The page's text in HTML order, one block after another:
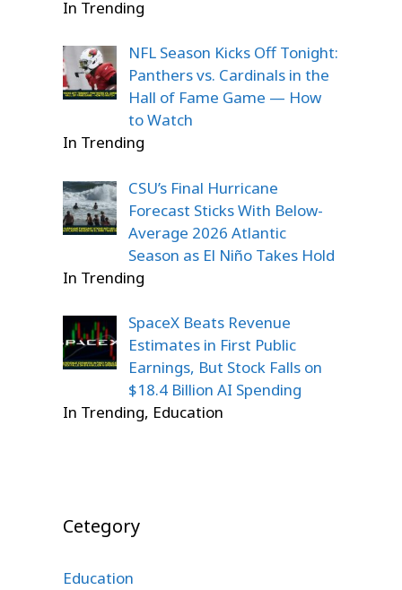
In Trending
NFL Season Kicks Off Tonight:
Panthers vs. Cardinals in the
Hall of Fame Game — How
to Watch
In Trending
CSU’s Final Hurricane
Forecast Sticks With Below-
Average 2026 Atlantic
Season as El Niño Takes Hold
In Trending
SpaceX Beats Revenue
Estimates in First Public
Earnings, But Stock Falls on
$18.4 Billion AI Spending
In Trending, Education
Cetegory
Education